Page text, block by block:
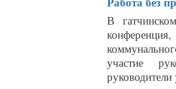
В
участие